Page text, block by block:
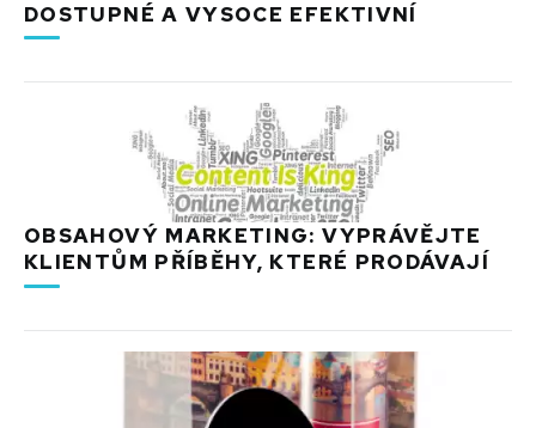
DOSTUPNÉ A VYSOCE EFEKTIVNÍ
OBSAHOVÝ MARKETING: VYPRÁVĚJTE
KLIENTŮM PŘÍBĚHY, KTERÉ PRODÁVAJÍ